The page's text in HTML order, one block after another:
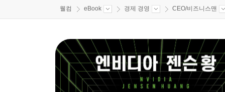
웰컴 eBook 경제 경영 CEO/비즈니스맨